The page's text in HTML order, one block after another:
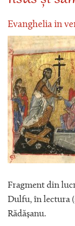
Evanghelia in
Fragment din
Dulfu, în lectura
Rădășanu.